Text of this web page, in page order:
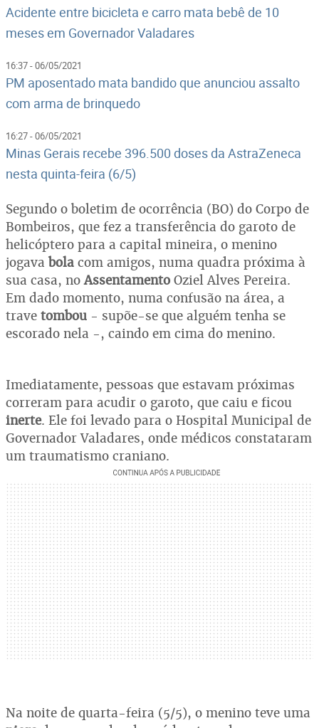
Acidente entre bicicleta e carro mata bebê de 10
meses em Governador Valadares
16:37 - 06/05/2021
PM aposentado mata bandido que anunciou assalto
com arma de brinquedo
16:27 - 06/05/2021
Minas Gerais recebe 396.500 doses da AstraZeneca
nesta quinta-feira (6/5)
Segundo o boletim de ocorrência (BO) do Corpo de
Bombeiros, que fez a transferência do garoto de
helicóptero para a capital mineira, o menino
jogava bola com amigos, numa quadra próxima à
sua casa, noAssentamento Oziel Alves Pereira.
Em dado momento, numa confusão na área, a
trave tombou - supõe-se que alguém tenha se
escorado nela -, caindo em cima do menino.
Imediatamente, pessoas que estavam próximas
correram para acudir o garoto, que caiu e ficou
inerte. Ele foi levado para o Hospital Municipal de
Governador Valadares, onde médicos constataram
um traumatismo craniano.
Na noite de quarta-feira (5/5), o menino teve uma